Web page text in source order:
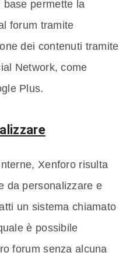
permette la
forum tramite
dei contenuti tramite
Network, come
Plus.
Xenforo risulta
da personalizzare e
un sistema chiamato
è possibile
forum senza alcuna